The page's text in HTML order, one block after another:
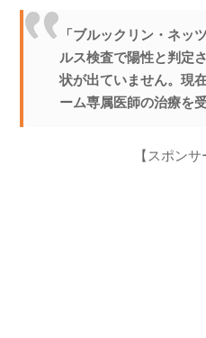
「ブルックリン・ネッ
ルス検査で陽性と判定
状が出ていません。現
ーム専属医師の治療を
【スポンサ